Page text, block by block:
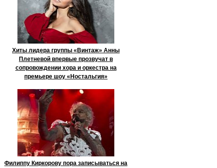
Хиты лидера группы «Винтаж» Анны
Плетневой впервые прозвучат в
сопровождении хора и оркестра на
премьере шоу «Ностальгия»
Филиппу Киркорову пора записываться на